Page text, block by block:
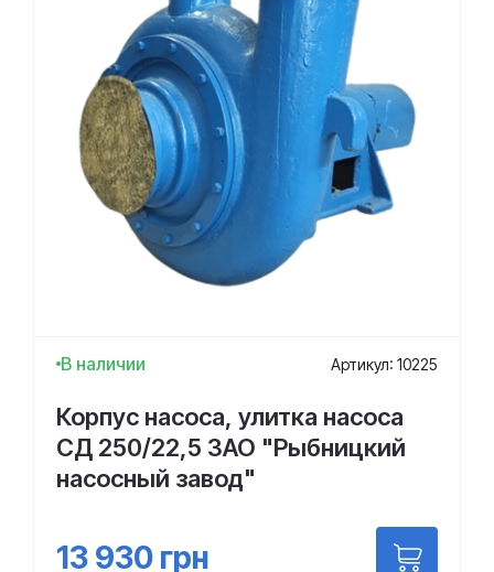
В наличии Артикул: 10225
Корпус насоса, улитка насоса
СД 250/22,5 ЗАО "Рыбницкий
насосный завод"
13 930 грн